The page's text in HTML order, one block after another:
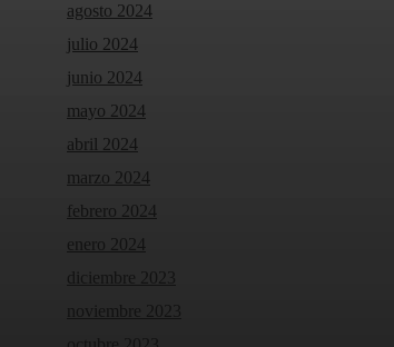
agosto 2024
julio 2024
junio 2024
mayo 2024
abril 2024
marzo 2024
febrero 2024
enero 2024
diciembre 2023
noviembre 2023